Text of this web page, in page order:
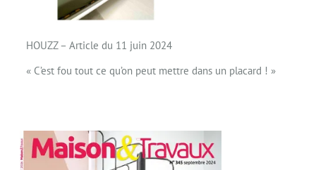
HOUZZ – Article du 11 juin 2024
« C’est fou tout ce qu’on peut mettre dans un placard ! »